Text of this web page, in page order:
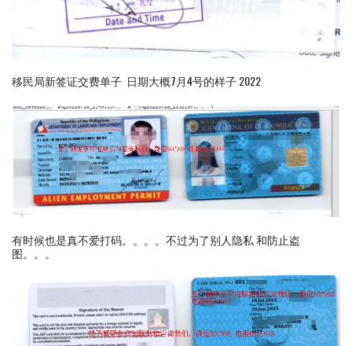
移民局新签证交费单子 日期大概7月4号的样子 2022
有时候也是真不爱打码。。。。不过为了别人隐私 和防止盗
图。。。